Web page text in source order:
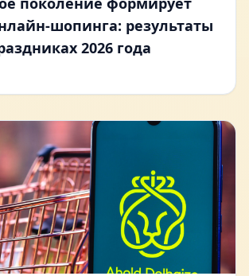
шопинга: результаты
2026 года